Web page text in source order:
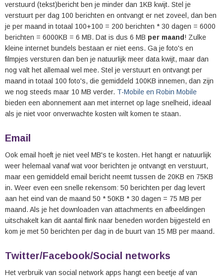
verstuurd (tekst)bericht ben je minder dan 1KB kwijt. Stel je
verstuurt per dag 100 berichten en ontvangt er net zoveel, dan ben
je per maand in totaal 100+100 = 200 berichten * 30 dagen = 6000
berichten = 6000KB = 6 MB. Dat is dus 6 MB per maand ! Zulke
kleine internet bundels bestaan er niet eens. Ga je foto's en
filmpjes versturen dan ben je natuurlijk meer data kwijt, maar dan
nog valt het allemaal wel mee. Stel je verstuurt en ontvangt per
maand in totaal 100 foto's, die gemiddeld 100KB innemen, dan zijn
we nog steeds maar 10 MB verder. T-Mobile en Robin Mobile
bieden een abonnement aan met internet op lage snelheid, ideaal
als je niet voor onverwachte kosten wilt komen te staan.
Email
Ook email hoeft je niet veel MB's te kosten. Het hangt er natuurlijk
weer helemaal vanaf wat voor berichten je ontvangt en verstuurt,
maar een gemiddeld email bericht neemt tussen de 20KB en 75KB
in. Weer even een snelle rekensom: 50 berichten per dag levert
aan het eind van de maand 50 * 50KB * 30 dagen = 75 MB per
maand. Als je het downloaden van attachments en afbeeldingen
uitschakelt kan dit aantal flink naar beneden worden bijgesteld en
kom je met 50 berichten per dag in de buurt van 15 MB per maand.
Twitter/Facebook/Social networks
Het verbruik van social network apps hangt een beetje af van